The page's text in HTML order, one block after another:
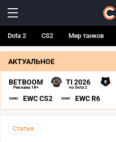
Dota 2 CS2 Мир танков
АКТУАЛЬНОЕ
BETBOOM
Реклама 18+
TI 2026
по Dota 2
EWC CS2 EWC R6
Статья